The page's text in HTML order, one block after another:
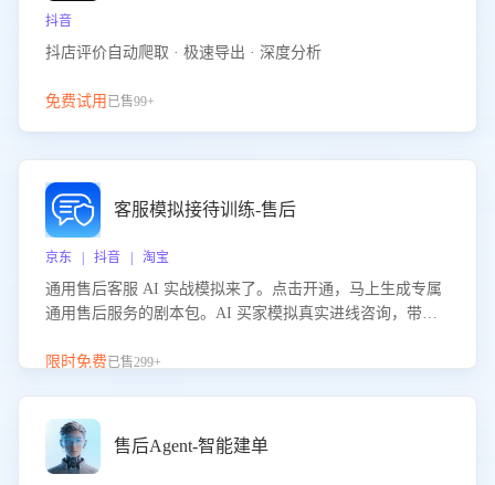
抖音
抖店评价自动爬取 · 极速导出 · 深度分析
免费试用 已售99+
客服模拟接待训练-售后
京东 | 抖音 | 淘宝
通用售后客服 AI 实战模拟来了。点击开通，马上生成专属
通用售后服务的剧本包。AI 买家模拟真实进线咨询，带您
的应对要点，轻松提升服务能力。
限时免费已售299+
售后Agent-智能建单